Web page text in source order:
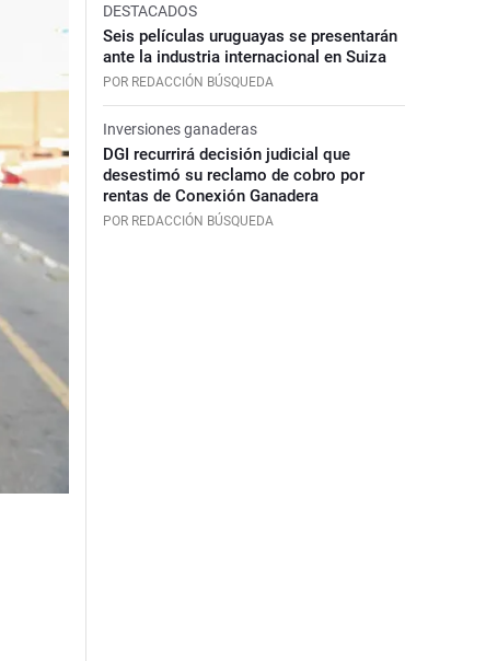
DESTACADOS
Seis películas uruguayas se presentarán
ante la industria internacional en Suiza
POR REDACCIÓN BÚSQUEDA
Inversiones ganaderas
DGI recurrirá decisión judicial que
desestimó su reclamo de cobro por
rentas de Conexión Ganadera
POR REDACCIÓN BÚSQUEDA